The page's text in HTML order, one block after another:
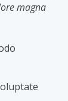
magna